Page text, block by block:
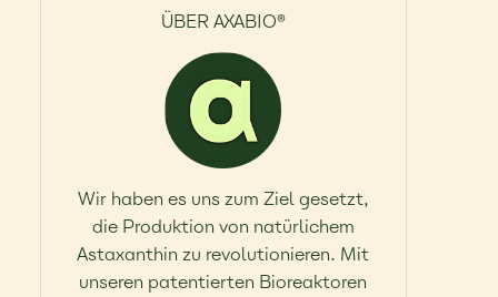
ÜBER AXABIO®
Wir haben es uns zum Ziel gesetzt,
die Produktion von natürlichem
Astaxanthin zu revolutionieren. Mit
unseren patentierten Bioreaktoren